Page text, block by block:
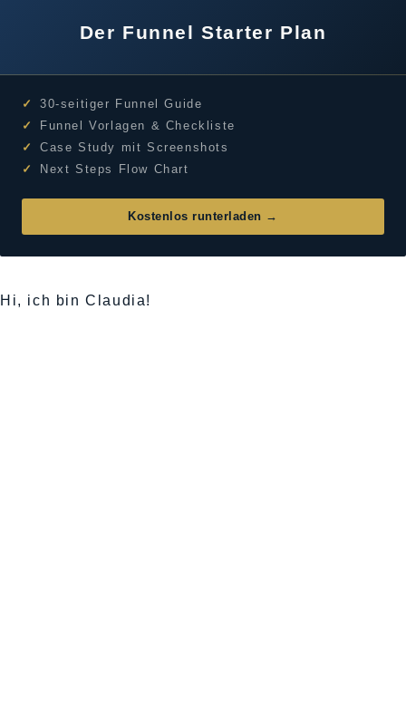
Der Funnel Starter Plan
✓
30-seitiger Funnel Guide
✓
Funnel Vorlagen & Checkliste
✓
Case Study mit Screenshots
✓
Next Steps Flow Chart
Kostenlos runterladen →
Hi, ich bin Claudia!